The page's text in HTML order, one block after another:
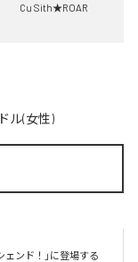
Cu Sith★ROAR
ル(女性)
ェンド！」に登場する